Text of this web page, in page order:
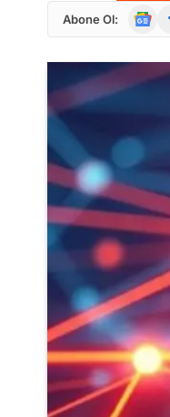
Abone Ol:
Google